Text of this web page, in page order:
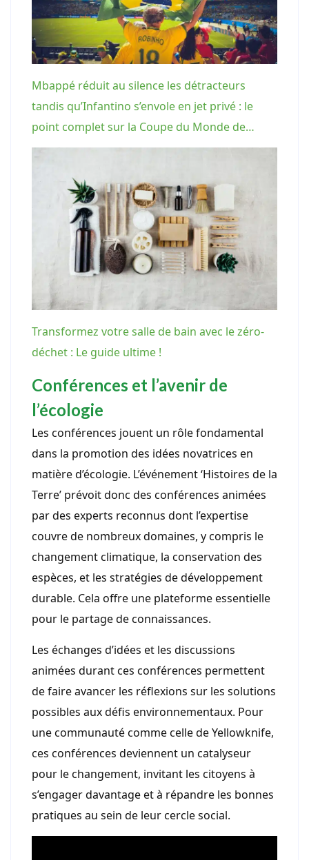
Mbappé réduit au silence les détracteurs
tandis qu’Infantino s’envole en jet privé : le
point complet sur la Coupe du Monde de…
Transformez votre salle de bain avec le zéro-
déchet : Le guide ultime !
Conférences et l’avenir de
l’écologie
Les conférences jouent un rôle fondamental
dans la promotion des idées novatrices en
matière d’écologie. L’événement ‘Histoires de la
Terre’ prévoit donc des conférences animées
par des experts reconnus dont l’expertise
couvre de nombreux domaines, y compris le
changement climatique, la conservation des
espèces, et les stratégies de développement
durable. Cela offre une plateforme essentielle
pour le partage de connaissances.
Les échanges d’idées et les discussions
animées durant ces conférences permettent
de faire avancer les réflexions sur les solutions
possibles aux défis environnementaux. Pour
une communauté comme celle de Yellowknife,
ces conférences deviennent un catalyseur
pour le changement, invitant les citoyens à
s’engager davantage et à répandre les bonnes
pratiques au sein de leur cercle social.